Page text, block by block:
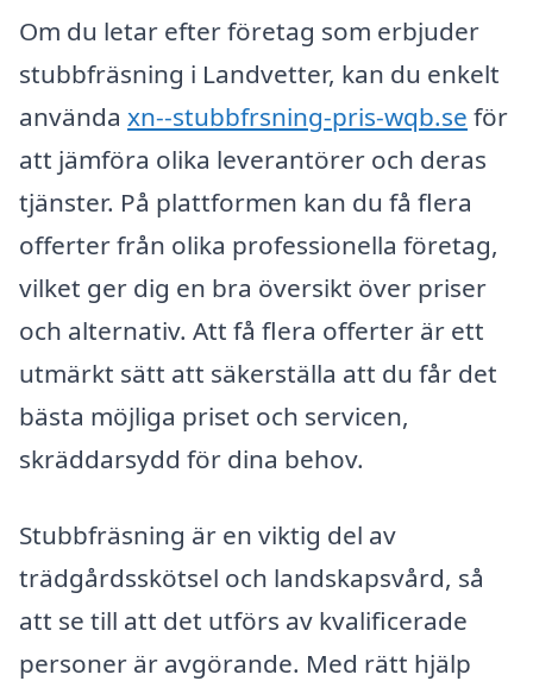
Om du letar efter företag som erbjuder
stubbfräsning i Landvetter, kan du enkelt
använda xn--stubbfrsning-pris-wqb.se för
att jämföra olika leverantörer och deras
tjänster. På plattformen kan du få flera
offerter från olika professionella företag,
vilket ger dig en bra översikt över priser
och alternativ. Att få flera offerter är ett
utmärkt sätt att säkerställa att du får det
bästa möjliga priset och servicen,
skräddarsydd för dina behov.
Stubbfräsning är en viktig del av
trädgårdsskötsel och landskapsvård, så
att se till att det utförs av kvalificerade
personer är avgörande. Med rätt hjälp